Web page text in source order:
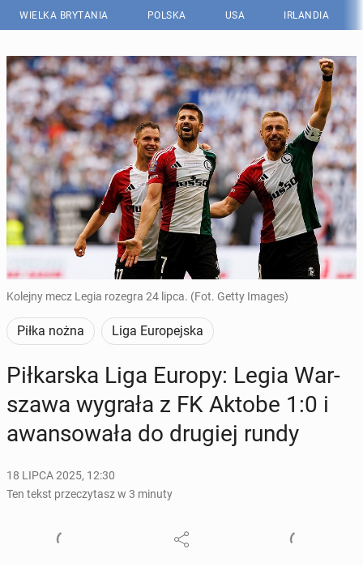
WIELKA BRYTANIA POLSKA USA IRLANDIA
Kolejny mecz Legia rozegra 24 lipca. (Fot. Getty Images)
Piłka nożna Liga Europejska
Pił­kar­ska Liga Europy: Legia War­
sza­wa wygrała z FK Aktobe 1:0 i
awan­so­wa­ła do drugiej rundy
18 LIPCA 2025, 12:30
Ten tekst przeczytasz w 3 minuty